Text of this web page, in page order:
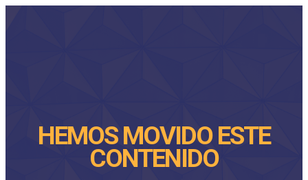
HEMOS MOVIDO ESTE
CONTENIDO